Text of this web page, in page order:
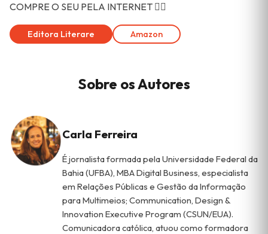
COMPRE O SEU PELA INTERNET 👇🏻
Editora Literare Amazon
Sobre os Autores
Carla Ferreira
É jornalista formada pela Universidade Federal da
Bahia (UFBA), MBA Digital Business, especialista
em Relações Públicas e Gestão da Informação
para Multimeios; Communication, Design &
Innovation Executive Program (CSUN/EUA).
Comunicadora católica, atuou como formadora